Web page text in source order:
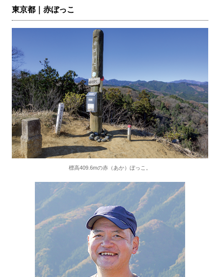
東京都｜赤ぼっこ
標高409.6mの赤（あか）ぼっこ。